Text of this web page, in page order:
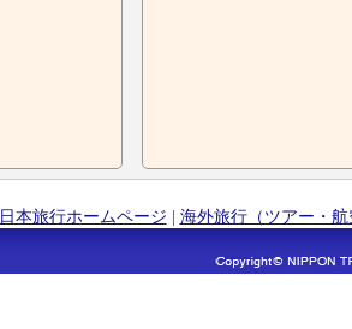
日本旅行ホームページ | 海外旅行（ツアー・航